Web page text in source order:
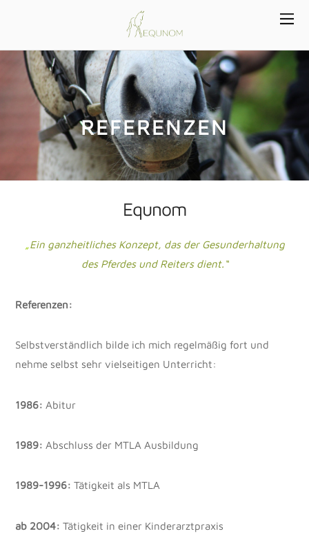
REFERENZEN
Equnom
„Ein ganzheitliches Konzept, das der Gesunderhaltung
des Pferdes und Reiters dient.“
Referenzen:
Selbstverständlich bilde ich mich regelmäßig fort und
nehme selbst sehr vielseitigen Unterricht:
1986: Abitur
1989: Abschluss der MTLA Ausbildung
1989-1996:Tätigkeit als MTLA
ab 2004:Tätigkeit in einer Kinderarztpraxis